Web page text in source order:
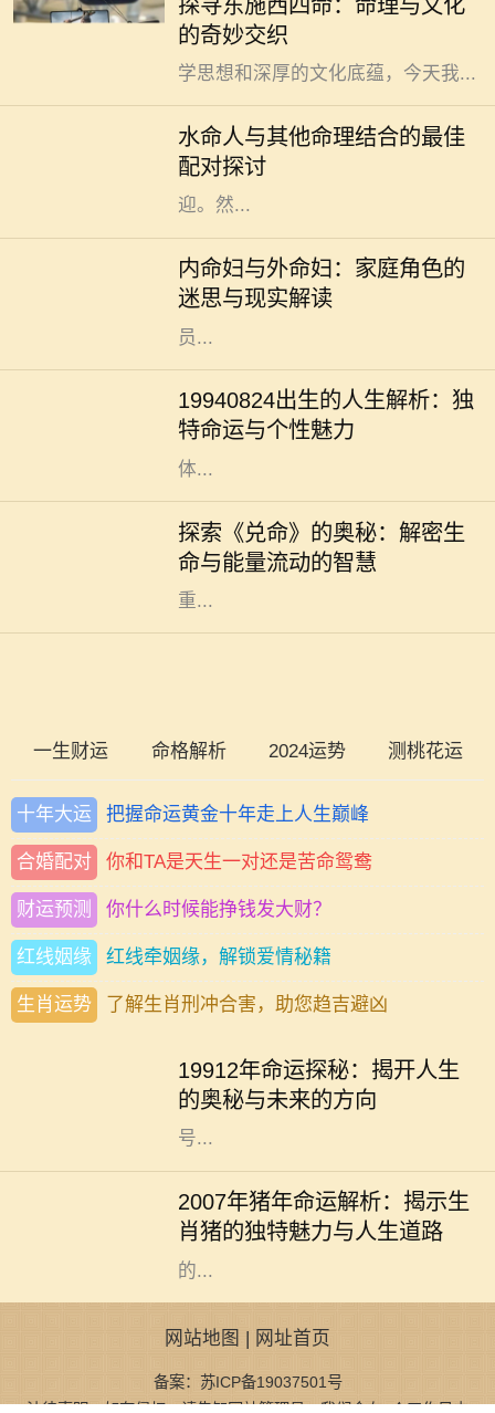
探寻东施西四命：命理与文化
的奇妙交织
“西四命”这两个概念常常引起人们的
好奇。这些术语背后蕴藏着丰富的哲
学思想和深厚的文化底蕴，今天我...
水命人与其他命理结合的最佳
配对探讨
水命的人在五行中象征着智慧与流
动，具有灵活应变的特性。他们通常
性情温和，富有同情心，善于倾听与
理解他人，因此在社交圈中颇受欢
迎。然...
内命妇与外命妇：家庭角色的
迷思与现实解读
在中国传统文化中，家庭的结构和成
员的角色有着深厚的历史渊源。内命
妇与外命妇两个概念，时常引发人们
的思考与讨论。它们不仅仅是家庭成
员...
19940824出生的人生解析：独
特命运与个性魅力
1994年8月24日，许多人在这个时刻
降生，承载着独特的命运与个性。这
一天，由于其日期的特殊性，赋予了
出生在这一天的人成为不同寻常的个
体...
探索《兑命》的奥秘：解密生
命与能量流动的智慧
在浩瀚的中华文化中，易经作为一部
经典之作，不仅传承了千年智慧，更
为我们提供了洞察生活与生命的独特
视角。其中，《兑命》作为易经中的
重...
一生财运 命格解析 2024运势 测桃花运
十年大运 把握命运黄金十年走上人生巅峰
合婚配对 你和TA是天生一对还是苦命鸳鸯
财运预测 你什么时候能挣钱发大财？
红线姻缘 红线牵姻缘，解锁爱情秘籍
生肖运势 了解生肖刑冲合害，助您趋吉避凶
19912年命运探秘：揭开人生
的奥秘与未来的方向
在我们的生命旅程中，许多人常常会
向，而“19912年”这一数字又代表着
什么呢？它可能是一个深奥的命理符
号...
2007年猪年命运解析：揭示生
肖猪的独特魅力与人生道路
生肖猪是中国传统文化中的一种重要
象征，与其相关的命运常常引发广泛
的讨论。2007年是猪年，而出生于这
一年的朋友们，常常被认为拥有独特
的...
网站地图 | 网址首页
备案：苏ICP备19037501号